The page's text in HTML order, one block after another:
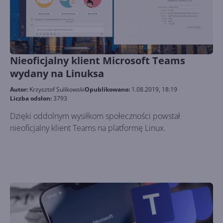
Nieoficjalny klient Microsoft Teams
wydany na Linuksa
Autor: Krzysztof SulikowskiOpublikowano: 1.08.2019, 18:19
Liczba odsłon:3793
Dzięki oddolnym wysiłkom społeczności powstał
nieoficjalny klient Teams na platformę Linux.